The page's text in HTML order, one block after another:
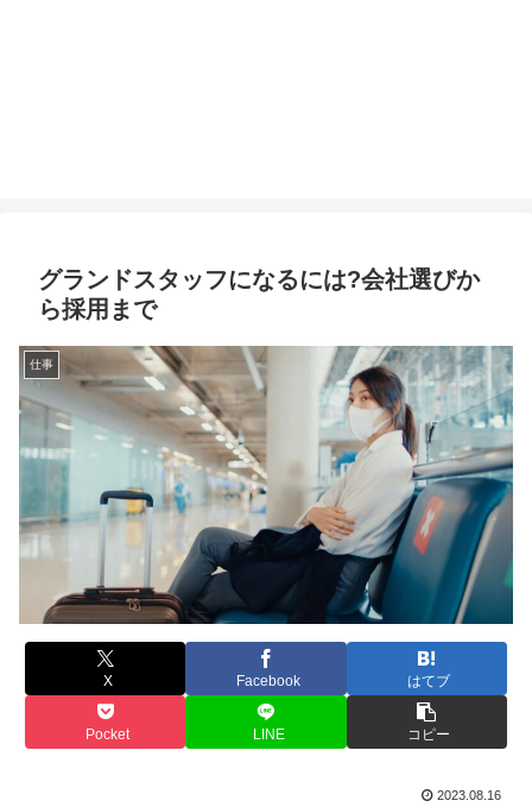
グランドスタッフになるには?会社選びか
ら採用まで
仕事
X Facebook はてブ
Pocket LINE コピー
2023.08.16